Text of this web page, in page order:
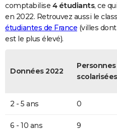
comptabilise 4 étudiants, ce
en 2022. Retrouvez aussi le
étudiantes de France (villes
est le plus élevé).
Données 2022
Personnes
scolarisées
2 - 5 ans 0
6 - 10 ans 9